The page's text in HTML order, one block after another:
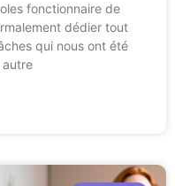
fonctionnaire de
dédier tout
qui nous ont été
autre